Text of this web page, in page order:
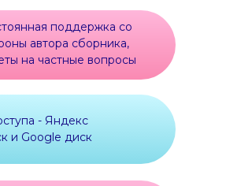
- Яндекс
и Google диск
поддержка со
автора сборника,
на частные вопросы